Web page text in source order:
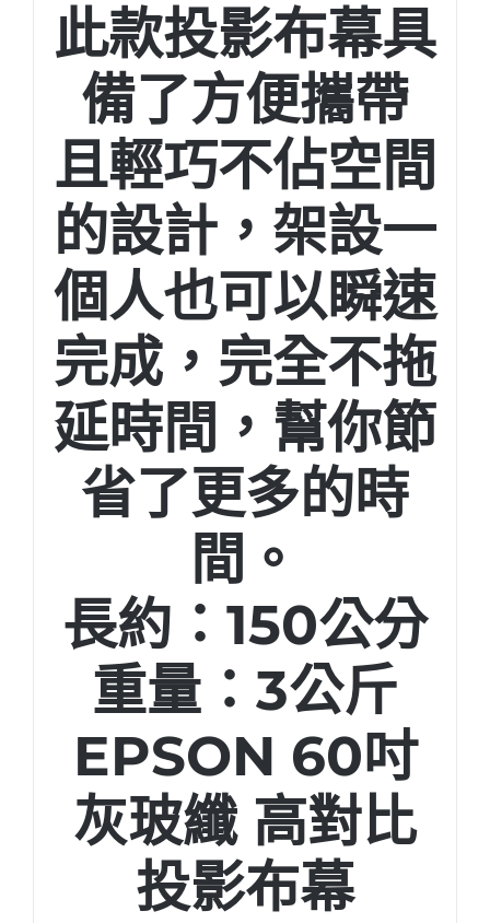
此款投影布幕具
備了方便攜帶
且輕巧不佔空間
的設計，架設一
個人也可以瞬速
完成，完全不拖
延時間，幫你節
省了更多的時
間。
長約：150公分
重量：3公斤
EPSON 60吋
灰玻纖 高對比
投影布幕